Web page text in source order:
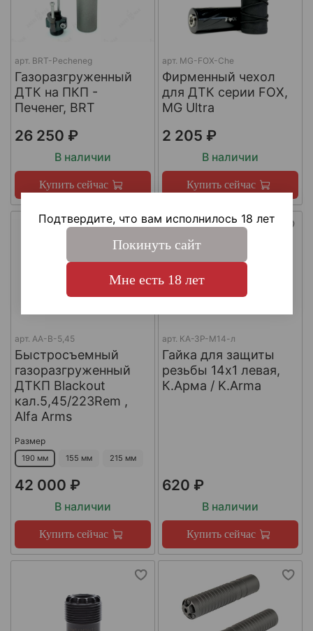
арт. BRT-Pecheneg
Газоразгруженный
ДТК на ПКП -
Печенег, BRT
26 250 ₽
В наличии
Купить сейчас
арт. MG-FOX-Che
Фирменный чехол
для ДТК серии FOX,
MG Ultra
2 205 ₽
В наличии
Купить сейчас
арт. AA-B-5,45
Быстросъемный
газоразгруженный
ДТКП Blackout
кал.5,45/223Rem ,
Alfa Arms
Размер
190 мм 155 мм 215 мм
42 000 ₽
В наличии
Купить сейчас
арт. КА-ЗР-М14-л
Гайка для защиты
резьбы 14x1 левая,
К.Арма / K.Arma
620 ₽
В наличии
Купить сейчас
Подтвердите, что вам исполнилось 18 лет
Покинуть сайт
Мне есть 18 лет